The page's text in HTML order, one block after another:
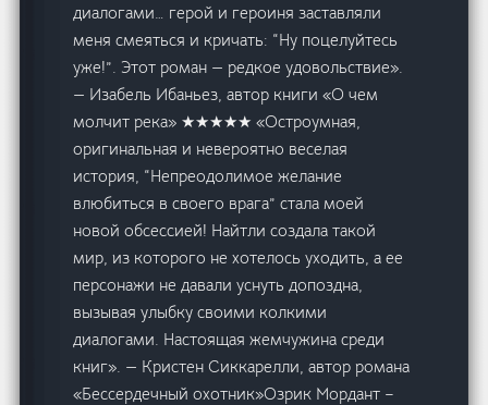
диалогами… герой и героиня заставляли
меня смеяться и кричать: “Ну поцелуйтесь
уже!”. Этот роман — редкое удовольствие».
— Изабель Ибаньез, автор книги «О чем
молчит река» ★★★★★ «Остроумная,
оригинальная и невероятно веселая
история, “Непреодолимое желание
влюбиться в своего врага” стала моей
новой обсессией! Найтли создала такой
мир, из которого не хотелось уходить, а ее
персонажи не давали уснуть допоздна,
вызывая улыбку своими колкими
диалогами. Настоящая жемчужина среди
книг». — Кристен Сиккарелли, автор романа
«Бессердечный охотник»Озрик Мордант –